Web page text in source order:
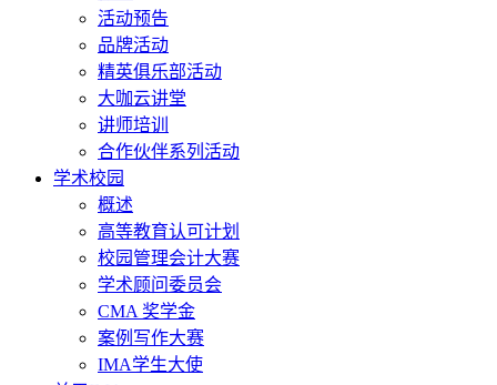
活动预告
品牌活动
精英俱乐部活动
大咖云讲堂
讲师培训
合作伙伴系列活动
学术校园
概述
高等教育认可计划
校园管理会计大赛
学术顾问委员会
CMA 奖学金
案例写作大赛
IMA学生大使